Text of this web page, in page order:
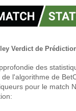
Verdict de
des
l'algorithme de
pour le match